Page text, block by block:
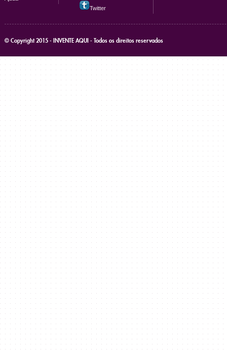
Twitter
© Copyright 2015 - INVENTE AQUI - Todos os direitos reservados